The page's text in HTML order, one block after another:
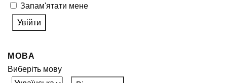
Запам'ятати мене
МОВА
Виберіть мову